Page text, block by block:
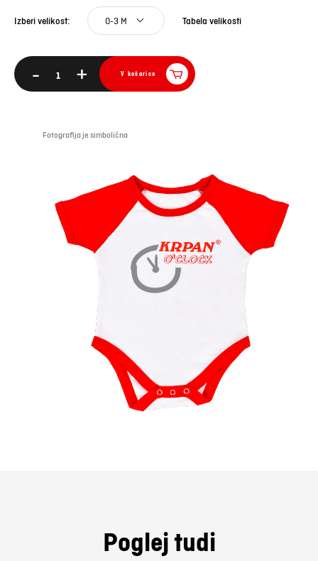
Fotografija je simbolična
Izberi velikost: 0-3 M Tabela velikosti
- + V košarico
Poglej tudi